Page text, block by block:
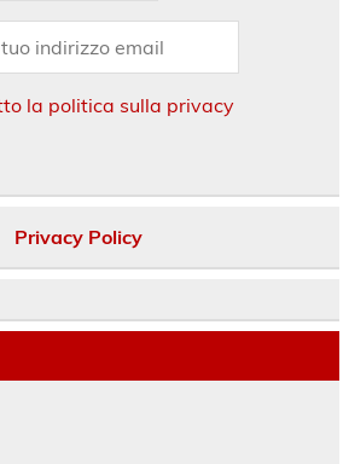
la politica sulla privacy
Privacy Policy